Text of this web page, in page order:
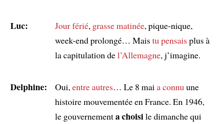
Luc: Jour férié, grasse matinée, pique-nique,
week-end prolongé… Maistu pensaisplus à
la capitulation del’Allemagne, j’imagine.
Delphine: Oui, entre autres… Le 8 mai a connu une
histoire mouvementée en France. En 1946,
le gouvernementa choisile dimanche qui